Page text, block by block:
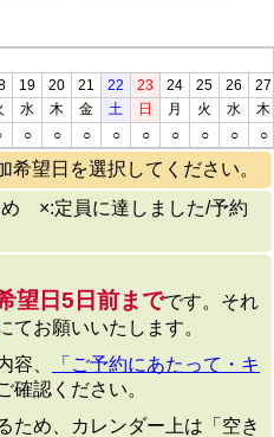
19 20 21 22 23 24 25 26
27
水 木 金 土 日 月 火 水
木
○ ○ ○ ○ ○ ○ ○ ○ ○
希望日を選択してください。
定員に達しました/予約
望日5日前までです。それ
てお願いいたします。
容、
「ご予約にあたって・キ
確認ください。
ため、カレンダー上は「空き